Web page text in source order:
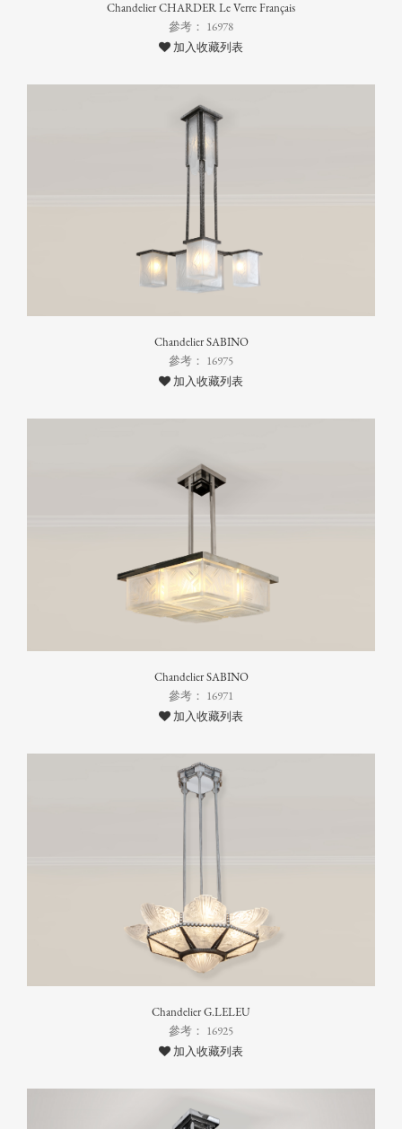
Chandelier CHARDER Le Verre Français
參考： 16978
加入收藏列表
Chandelier SABINO
參考： 16975
加入收藏列表
Chandelier SABINO
參考： 16971
加入收藏列表
Chandelier G.LELEU
參考： 16925
加入收藏列表